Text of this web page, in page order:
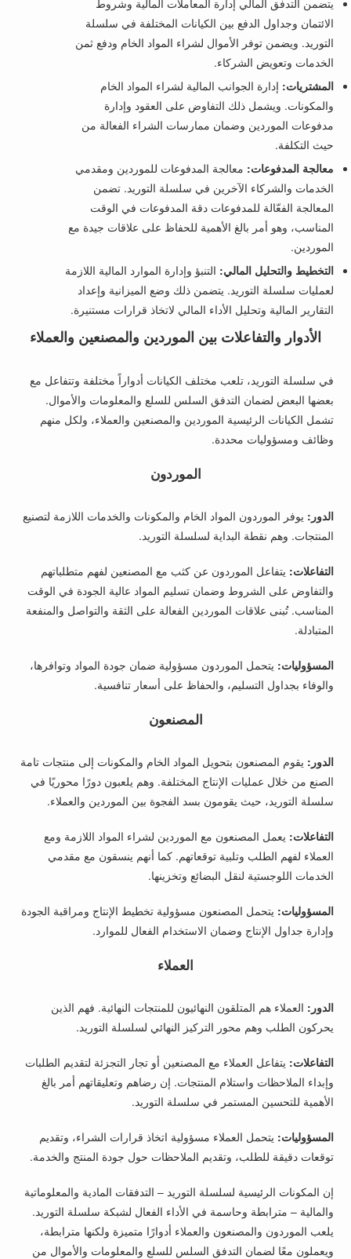
يتضمن التدفق المالي إدارة المعاملات المالية وشروط
الائتمان وجداول الدفع بين الكيانات المختلفة في سلسلة
التوريد. ويضمن توفر الأموال لشراء المواد الخام ودفع ثمن
الخدمات وتعويض الشركاء.
المشتريات: إدارة الجوانب المالية لشراء المواد الخام
والمكونات. ويشمل ذلك التفاوض على العقود وإدارة
مدفوعات الموردين وضمان ممارسات الشراء الفعالة من
حيث التكلفة.
معالجة المدفوعات: معالجة المدفوعات للموردين ومقدمي
الخدمات والشركاء الآخرين في سلسلة التوريد. تضمن
المعالجة الفعّالة للمدفوعات دقة المدفوعات في الوقت
المناسب، وهو أمر بالغ الأهمية للحفاظ على علاقات جيدة مع
الموردين.
التخطيط والتحليل المالي: التنبؤ وإدارة الموارد المالية اللازمة
لعمليات سلسلة التوريد. يتضمن ذلك وضع الميزانية وإعداد
التقارير المالية وتحليل الأداء المالي لاتخاذ قرارات مستنيرة.
الأدوار والتفاعلات بين الموردين والمصنعين والعملاء
في سلسلة التوريد، تلعب مختلف الكيانات أدواراً مختلفة وتتفاعل مع
بعضها البعض لضمان التدفق السلس للسلع والمعلومات والأموال.
تشمل الكيانات الرئيسية الموردين والمصنعين والعملاء، ولكل منهم
وظائف ومسؤوليات محددة.
الموردون
الدور: يوفر الموردون المواد الخام والمكونات والخدمات اللازمة لتصنيع
المنتجات. وهم نقطة البداية لسلسلة التوريد.
التفاعلات: يتفاعل الموردون عن كثب مع المصنعين لفهم متطلباتهم
والتفاوض على الشروط وضمان تسليم المواد عالية الجودة في الوقت
المناسب. تُبنى علاقات الموردين الفعالة على الثقة والتواصل والمنفعة
المتبادلة.
المسؤوليات: يتحمل الموردون مسؤولية ضمان جودة المواد وتوافرها،
والوفاء بجداول التسليم، والحفاظ على أسعار تنافسية.
المصنعون
الدور: يقوم المصنعون بتحويل المواد الخام والمكونات إلى منتجات تامة
الصنع من خلال عمليات الإنتاج المختلفة. وهم يلعبون دورًا محوريًا في
سلسلة التوريد، حيث يقومون بسد الفجوة بين الموردين والعملاء.
التفاعلات: يعمل المصنعون مع الموردين لشراء المواد اللازمة ومع
العملاء لفهم الطلب وتلبية توقعاتهم. كما أنهم ينسقون مع مقدمي
الخدمات اللوجستية لنقل البضائع وتخزينها.
المسؤوليات: يتحمل المصنعون مسؤولية تخطيط الإنتاج ومراقبة الجودة
وإدارة جداول الإنتاج وضمان الاستخدام الفعال للموارد.
العملاء
الدور: العملاء هم المتلقون النهائيون للمنتجات النهائية. فهم الذين
يحركون الطلب وهم محور التركيز النهائي لسلسلة التوريد.
التفاعلات: يتفاعل العملاء مع المصنعين أو تجار التجزئة لتقديم الطلبات
وإبداء الملاحظات واستلام المنتجات. إن رضاهم وتعليقاتهم أمر بالغ
الأهمية للتحسين المستمر في سلسلة التوريد.
المسؤوليات: يتحمل العملاء مسؤولية اتخاذ قرارات الشراء، وتقديم
توقعات دقيقة للطلب، وتقديم الملاحظات حول جودة المنتج والخدمة.
إن المكونات الرئيسية لسلسلة التوريد – التدفقات المادية والمعلوماتية
والمالية – مترابطة وحاسمة في الأداء الفعال لشبكة سلسلة التوريد.
يلعب الموردون والمصنعون والعملاء أدوارًا متميزة ولكنها مترابطة،
ويعملون معًا لضمان التدفق السلس للسلع والمعلومات والأموال من